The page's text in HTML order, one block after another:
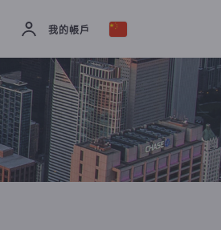
我的帳戶
经销商